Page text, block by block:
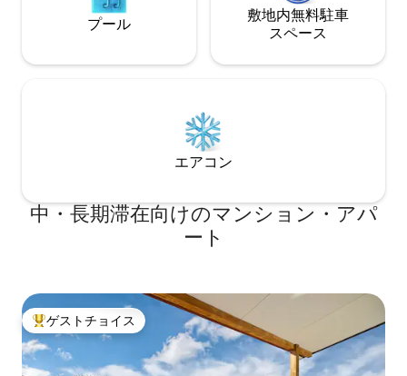
プール
敷地内無料駐⁠車
ス⁠ペ⁠ー⁠ス
エアコン
中・長期滞在向けのマンション・アパ
ート
大好評のゲストチョイスです。
ゲストチョイス